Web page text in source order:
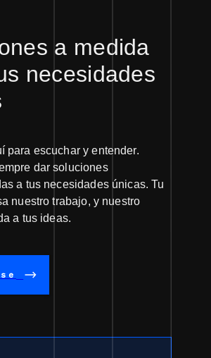
a medida
necesidades
para escuchar y entender.
dar soluciones
a tus necesidades únicas. Tu
nuestro trabajo, y nuestro
a tus ideas.